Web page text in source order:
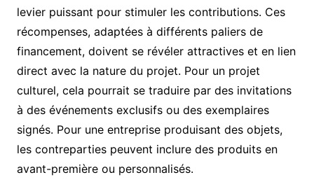
levier puissant pour stimuler les contributions. Ces
récompenses, adaptées à différents paliers de
financement, doivent se révéler attractives et en lien
direct avec la nature du projet. Pour un projet
culturel, cela pourrait se traduire par des invitations
à des événements exclusifs ou des exemplaires
signés. Pour une entreprise produisant des objets,
les contreparties peuvent inclure des produits en
avant-première ou personnalisés.